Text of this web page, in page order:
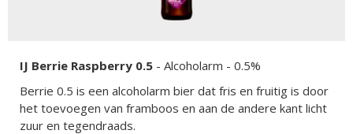
IJ Berrie Raspberry 0.5 - Alcoholarm - 0.5%
Berrie 0.5 is een alcoholarm bier dat fris en fruitig is door
het toevoegen van framboos en aan de andere kant licht
zuur en tegendraads.